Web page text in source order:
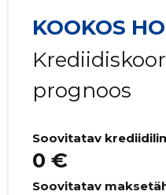
KOOKOS
prognoos
Soovitatav
0 €
Soovitatav